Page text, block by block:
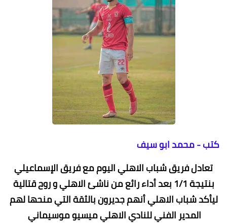
كتب - محمد ابو سيف
تعادل فريق شباب الاهلي اليوم مع فريق الإسماعيلي
بنتيجة 1/1 بعد أداء رائع من ناشئ الاهلي و روح قتالية
ليأكد شباب الاهلي أنهم جديرون بالثقة التي منحها لهم
المدير الفني للنادي الاهلي ميسيو موسيماني